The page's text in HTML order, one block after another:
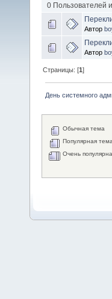
0 Пользователей
Автор
Автор
Страницы: [1]
День системного
Обычная тема
Популярная
Очень